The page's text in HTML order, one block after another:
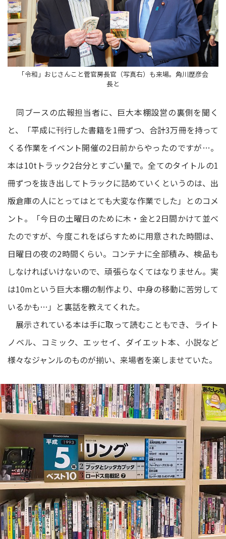
「令和」おじさんこと菅官房長官（写真右）も来場。角川歴彦会
長と
同ブースの広報担当者に、巨大本棚設営の裏側を聞く
と、「平成に刊行した書籍を1冊ずつ、合計3万冊を持って
くる作業をイベント開催の2日前からやったのですが…。
本は10tトラック2台分とすごい量で。全てのタイトルの1
冊ずつを抜き出してトラックに詰めていくというのは、出
版倉庫の人にとってはとても大変な作業でした」とのコメ
ント。「今日の土曜日のために木・金と2日間かけて並べ
たのですが、今度これをばらすために用意された時間は、
日曜日の夜の2時間くらい。コンテナに全部積み、検品も
しなければいけないので、頑張らなくてはなりません。実
は10mという巨大本棚の制作より、中身の移動に苦労して
いるかも…」と裏話を教えてくれた。
展示されている本は手に取って読むこともでき、ライト
ノベル、コミック、エッセイ、ダイエット本、小説など
様々なジャンルのものが揃い、来場者を楽しませていた。